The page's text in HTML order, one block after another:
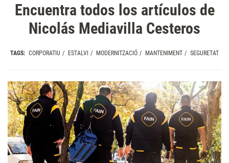
Encuentra todos los artículos de
Nicolás Mediavilla Cesteros
TAGS: CORPORATIU / ESTALVI / MODERNITZACIÓ / MANTENIMENT / SEGURETAT